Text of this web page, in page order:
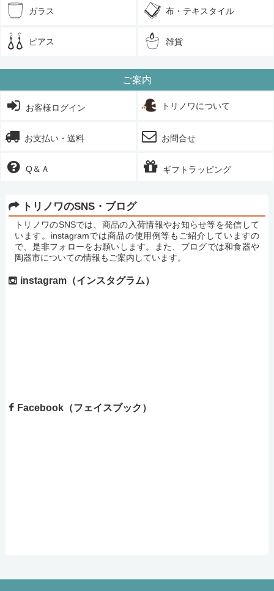
ガラス 布・テキスタイル
ピアス 雑貨
ご案内
お客様ログイン トリノワについて
お支払い・送料 お問合せ
Q＆Ａ ギフトラッピング
トリノワのSNS・ブログ
トリノワのSNSでは、商品の入荷情報やお知らせ等を発信して
います。instagramでは商品の使用例等もご紹介していますの
で、是非フォローをお願いします。また、ブログでは和食器や
陶器市についての情報もご案内しています。
instagram（インスタグラム）
Facebook（フェイスブック）